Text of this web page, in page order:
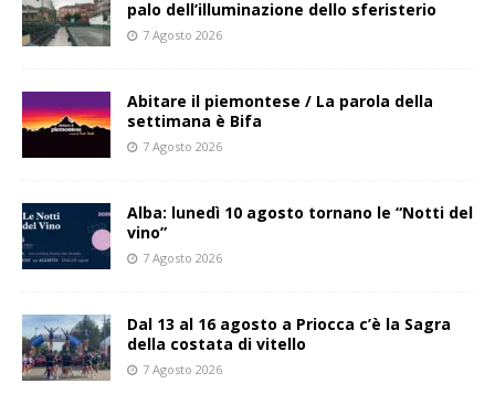
palo dell’illuminazione dello sferisterio
7 Agosto 2026
Abitare il piemontese / La parola della
settimana è Bifa
7 Agosto 2026
Alba: lunedì 10 agosto tornano le “Notti del
vino”
7 Agosto 2026
Dal 13 al 16 agosto a Priocca c’è la Sagra
della costata di vitello
7 Agosto 2026